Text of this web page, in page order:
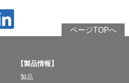
ページTOPへ
【製品情報】
製品